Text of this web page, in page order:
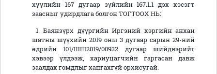
хуулийн 167 дугаар зүйлийн 167.1.1 дэх хэсэгт
заасныг удирдлага болгон ТОГТООХ НЬ:
1. Баянзүрх дүүргийн Иргэний хэргийн анхан
шатны шүүхийн 2019 оны 3 дугаар сарын 29-ний
өдрийн 101/ШШ2019/00932 дугаар шийдвэрийг
хэвээр үлдээж, хариуцагчийн гаргасан давж
заалдах гомдлыг хангахгүй орхисугай.